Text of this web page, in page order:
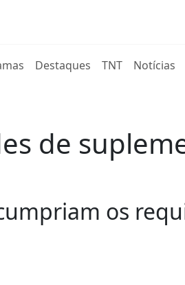
Destaques TNT Notícias
de
os